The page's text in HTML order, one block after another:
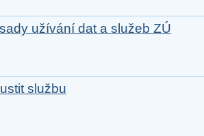
užívání dat a služeb ZÚ
službu